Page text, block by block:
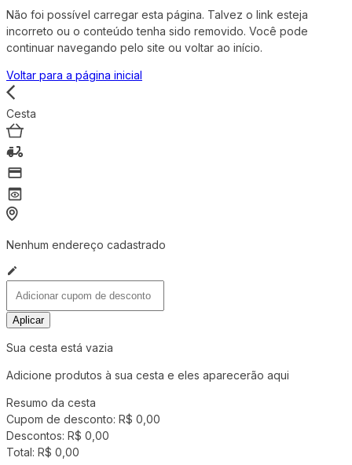
Não foi possível carregar esta página. Talvez o link esteja
incorreto ou o conteúdo tenha sido removido. Você pode
continuar navegando pelo site ou voltar ao início.
Voltar para a página inicial
Cesta
Nenhum endereço cadastrado
Aplicar
Sua cesta está vazia
Adicione produtos à sua cesta e eles aparecerão aqui
Resumo da cesta
Cupom de desconto: R$ 0,00
Descontos: R$ 0,00
Total: R$ 0,00